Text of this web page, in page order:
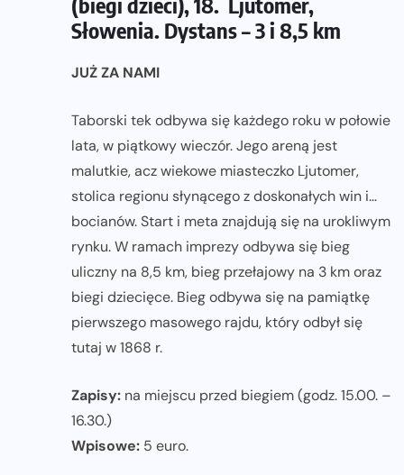
Słowenia. Dystans – 3 i 8,5 km
JUŻ ZA NAMI
Taborski tek odbywa się każdego roku w połowie
lata, w piątkowy wieczór. Jego areną jest
malutkie, acz wiekowe miasteczko Ljutomer,
stolica regionu słynącego z doskonałych win i…
bocianów. Start i meta znajdują się na urokliwym
rynku. W ramach imprezy odbywa się bieg
uliczny na 8,5 km, bieg przełajowy na 3 km oraz
biegi dziecięce. Bieg odbywa się na pamiątkę
pierwszego masowego rajdu, który odbył się
tutaj w 1868 r.
Zapisy: na miejscu przed biegiem (godz. 15.00. –
16.30.)
Wpisowe: 5 euro.